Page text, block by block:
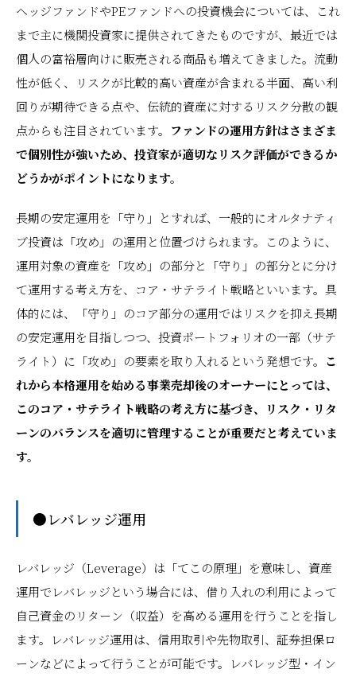
ヘッジファンドやPEファンドへの投資機会については、これ
まで主に機関投資家に提供されてきたものですが、最近では
個人の富裕層向けに販売される商品も増えてきました。流動
性が低く、リスクが比較的高い資産が含まれる半面、高い利
回りが期待できる点や、伝統的資産に対するリスク分散の観
点からも注目されています。 ファンドの運用方針はさまざま
で個別性が強いため、投資家が適切なリスク評価ができるか
どうかがポイントになります。
長期の安定運用を「守り」とすれば、一般的にオルタナティ
ブ投資は「攻め」の運用と位置づけられます。このように、
運用対象の資産を「攻め」の部分と「守り」の部分とに分け
て運用する考え方を、コア・サテライト戦略といいます。具
体的には、「守り」のコア部分の運用ではリスクを抑え長期
の安定運用を目指しつつ、投資ポートフォリオの一部（サテ
ライト）に「攻め」の要素を取り入れるという発想です。 こ
れから本格運用を始める事業売却後のオーナーにとっては、
このコア・サテライト戦略の考え方に基づき、リスク・リタ
ーンのバランスを適切に管理することが重要だと考えていま
す。
●レバレッジ運用
レバレッジ（Leverage）は「てこの原理」を意味し、資産
運用でレバレッジという場合には、借り入れの利用によって
自己資金のリターン（収益）を高める運用を行うことを指し
ます。レバレッジ運用は、信用取引や先物取引、証券担保ロ
ーンなどによって行うことが可能です。レバレッジ型・イン